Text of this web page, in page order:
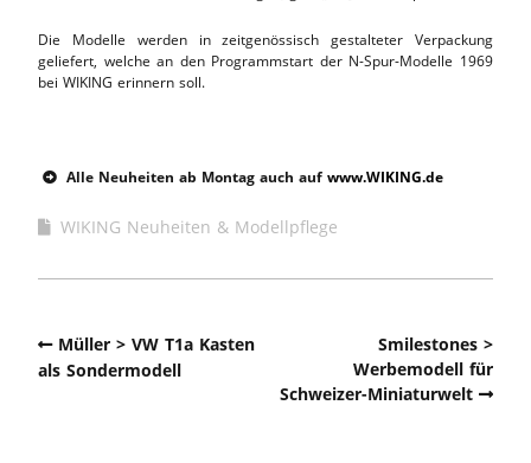
Die Modelle werden in zeitgenössisch gestalteter Verpackung
geliefert, welche an den Programmstart der N-Spur-Modelle 1969
bei WIKING erinnern soll.
 Alle Neuheiten ab Montag auch auf www.WIKING.de
WIKING Neuheiten & Modellpflege
Müller > VW T1a Kasten
als Sondermodell
Smilestones >
Werbemodell für
Schweizer-Miniaturwelt